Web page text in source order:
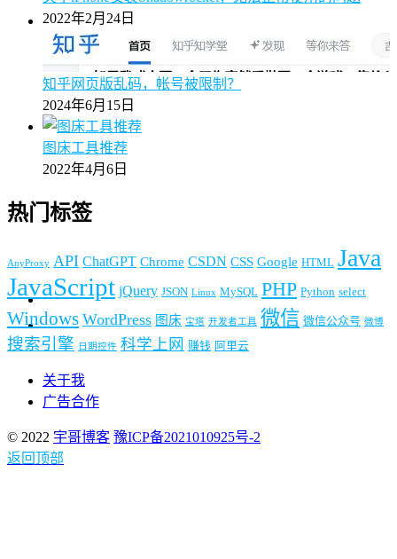
2022年2月24日
知乎网页版乱码，帐号被限制？
2024年6月15日
图床工具推荐
2022年4月6日
热门标签
AnyProxy API ChatGPT Chrome CSDN CSS Google HTML Java
JavaScript jQuery JSON Linux MySQL PHP Python select
Windows WordPress 图床 宝塔 开发者工具 微信 微信公众号 微博
搜索引擎 日期控件 科学上网 赚钱 阿里云
关于我
广告合作
© 2022 宇哥博客 豫ICP备2021010925号-2
返回顶部